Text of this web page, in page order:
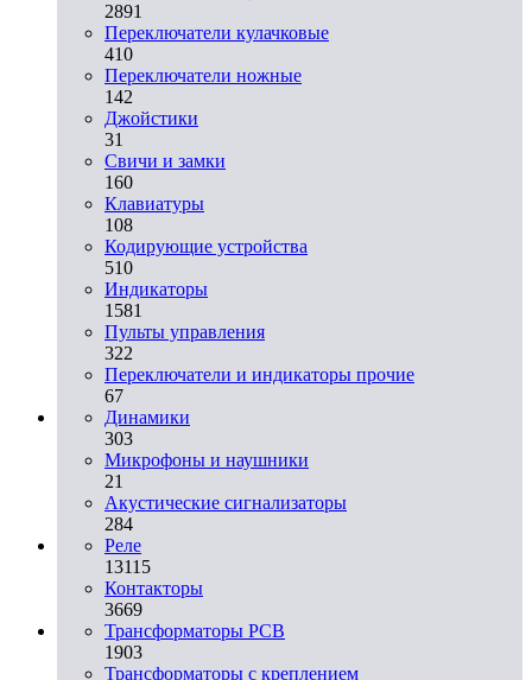
2891
Переключатели кулачковые
410
Переключатели ножные
142
Джойстики
31
Свичи и замки
160
Клавиатуры
108
Кодирующие устройства
510
Индикаторы
1581
Пульты управления
322
Переключатели и индикаторы прочие
67
Динамики
303
Микрофоны и наушники
21
Акустические сигнализаторы
284
Реле
13115
Контакторы
3669
Трансформаторы PCB
1903
Трансформаторы с креплением